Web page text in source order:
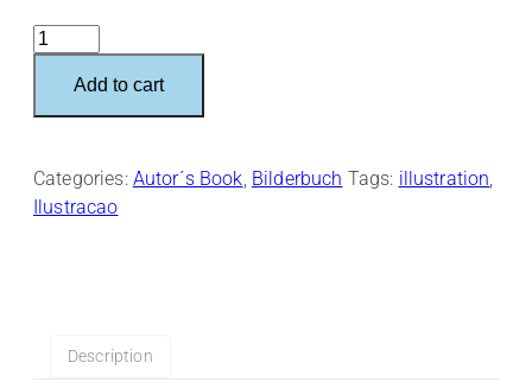
Familie,
quantity
Add to cart
Categories: Autor´s Book Bilderbuch Tags: illustration
Ilustracao
Description